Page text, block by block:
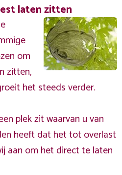
laten zitten
om
zitten,
het steeds verder.
plek zit waarvan u van
heeft dat het tot overlast
aan om het direct te laten